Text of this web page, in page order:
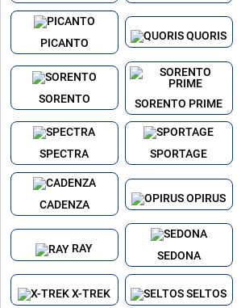
PICANTO
QUORIS
SORENTO SORENTO PRIME
SPECTRA SPORTAGE
CADENZA
OPIRUS
RAY
SEDONA
X-TREK SELTOS